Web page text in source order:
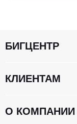
БИГЦЕНТР
КЛИЕНТАМ
О КОМПАНИИ